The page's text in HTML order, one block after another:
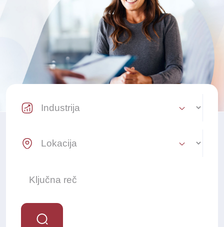
Industry Select
Location Select